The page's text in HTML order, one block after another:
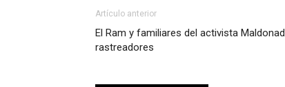
Artículo anterior
El Ram y familiares del activista
rastreadores